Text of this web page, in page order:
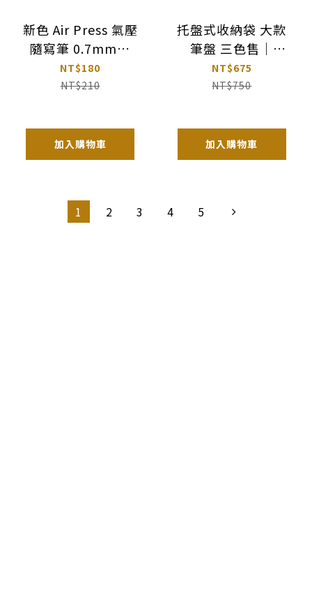
新色 Air Press 氣壓
隨寫筆 0.7mm｜
Tombow 日本
NT$180
NT$210
加入購物車
托盤式收納袋 大款
筆盤 三色售｜
MIDORI 日本
NT$675
NT$750
加入購物車
1 2 3 4 5